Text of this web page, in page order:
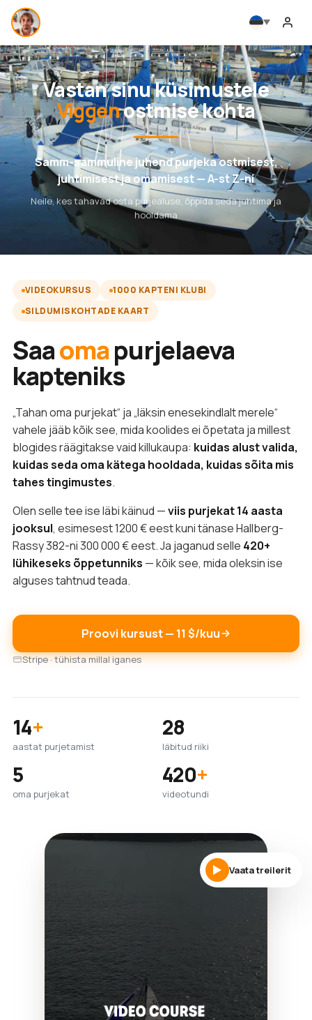
Vastan sinu küsimustele
Viggenostmise kohta
Samm-sammuline juhend purjeka ostmisest,
juhtimisest ja omamisest — A-st Z-ni
Neile, kes tahavad osta purjealuse, õppida seda juhtima ja
hooldama
VIDEOKURSUS
1000 KAPTENI KLUBI
SILDUMISKOHTADE KAART
Saaomapurjelaeva
kapteniks
„Tahan oma purjekat“ ja „läksin enesekindlalt merele“
vahele jääb kõik see, mida koolides ei õpetata ja millest
blogides räägitakse vaid killukaupa: kuidas alust valida,
kuidas seda oma kätega hooldada, kuidas sõita mis
tahes tingimustes.
Olen selle tee ise läbi käinud —viis purjekat 14 aasta
jooksul, esimesest 1200 € eest kuni tänase Hallberg-
Rassy 382-ni 300 000 € eest. Ja jaganud selle 420+
lühikeseks õppetunniks — kõik see, mida oleksin ise
alguses tahtnud teada.
Proovi kursust — 11 $/kuu
Stripe · tühista millal iganes
14+
aastat purjetamist
28
läbitud riiki
5
oma purjekat
420+
videotundi
Vaata treilerit